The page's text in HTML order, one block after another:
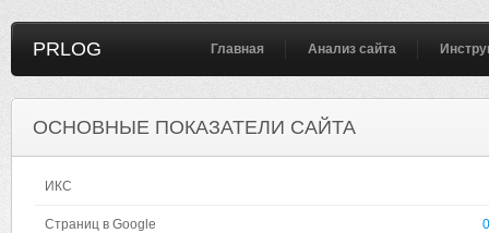
PRLOG Главная Анализ сайта
ОСНОВНЫЕ ПОКАЗАТЕЛИ САЙТА
ИКС
Страниц в Google 0